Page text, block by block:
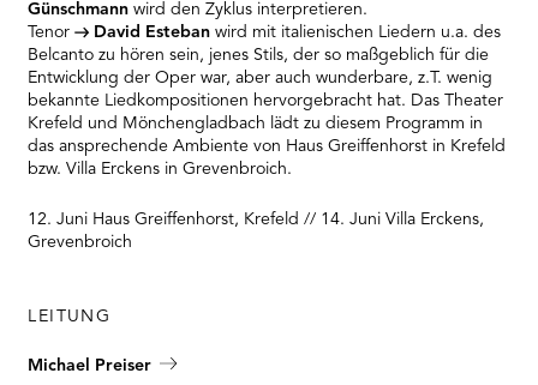
Günschmann wird den Zyklus interpretieren.
Tenor
David Estebanwird mit italienischen Liedern u.a. des
Belcanto zu hören sein, jenes Stils, der so maßgeblich für die
Entwicklung der Oper war, aber auch wunderbare, z.T. wenig
bekannte Liedkompositionen hervorgebracht hat. Das Theater
Krefeld und Mönchengladbach lädt zu diesem Programm in
das ansprechende Ambiente von Haus Greiffenhorst in Krefeld
bzw. Villa Erckens in Grevenbroich.
12. Juni Haus Greiffenhorst, Krefeld // 14. Juni Villa Erckens,
Grevenbroich
LEITUNG
Michael Preiser